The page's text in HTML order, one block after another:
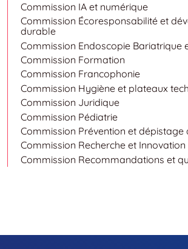
Commission IA et numérique
Commission Écoresponsabilité et
durable
Commission Endoscopie Bariatrique
Commission Formation
Commission Francophonie
Commission Hygiène et plateaux
Commission Juridique
Commission Pédiatrie
Commission Prévention et dépistage
Commission Recherche et Innovation
Commission Recommandations et